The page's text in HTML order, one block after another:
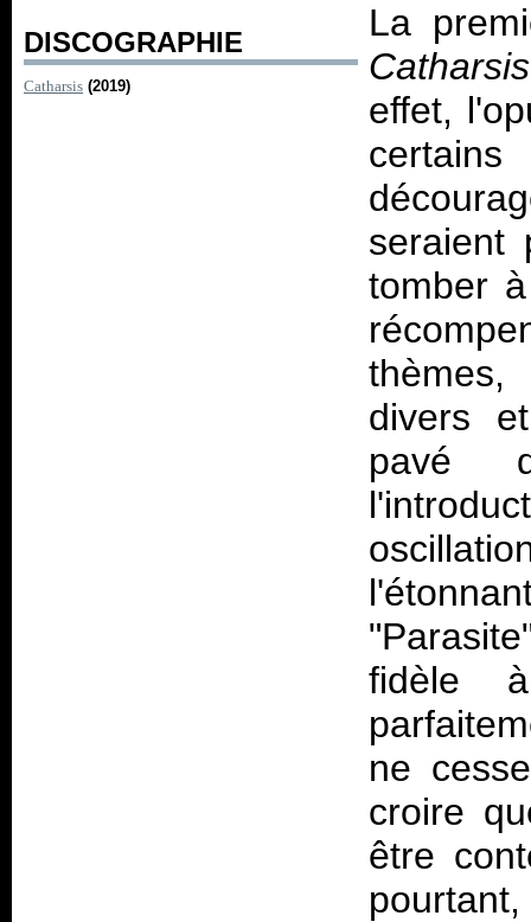
DISCOGRAPHIE
Catharsis (2019)
La
Catharsis
effet,
seraient
tomber
thèmes,
divers
pavé
fidèle
ne
croire
être